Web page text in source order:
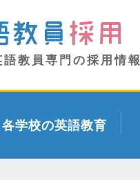
教員専門の採用情報
各学校の英語教育